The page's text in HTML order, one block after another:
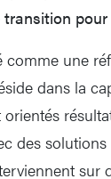
une
dans la
des
sur